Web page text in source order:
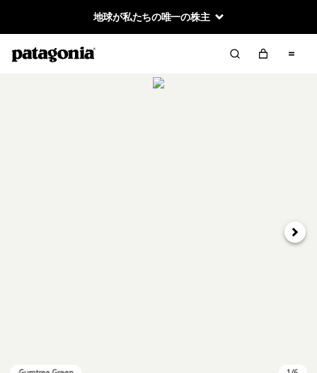
地球が私たちの唯一の株主
次へ